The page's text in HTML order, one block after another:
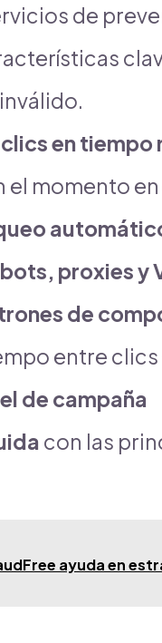
de
en tiempo
el momento
proxies y
de
entre
de campaña
con las
ayuda en